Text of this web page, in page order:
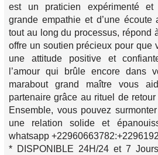
est un praticien expérimenté et
grande empathie et d’une écoute
tout au long du processus, répond
offre un soutien précieux pour que
une attitude positive et
l’amour qui brûle encore dans
marabout grand maître vous
partenaire grâce au rituel de retour
Ensemble, vous pouvez
une relation solide et
whatsapp
* DISPONIBLE 24H/24 et 7